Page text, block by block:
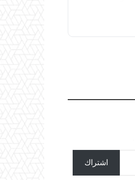
اشتراك